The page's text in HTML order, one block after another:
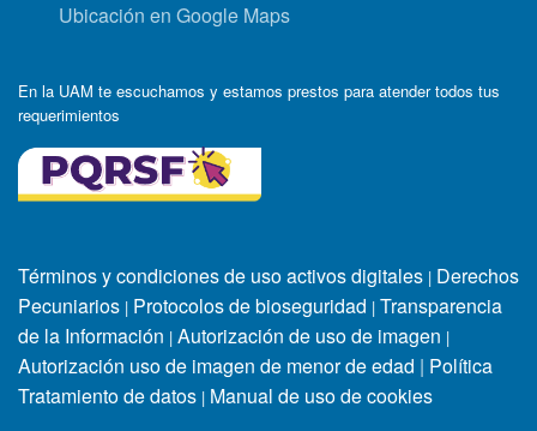
Ubicación en Google Maps
En la UAM te escuchamos y estamos prestos para atender todos tus
requerimientos
Términos y condiciones de uso activos digitales | Derechos
Pecuniarios | Protocolos de bioseguridad | Transparencia
de la Información | Autorización de uso de imagen |
Autorización uso de imagen de menor de edad | Política
Tratamiento de datos | Manual de uso de cookies